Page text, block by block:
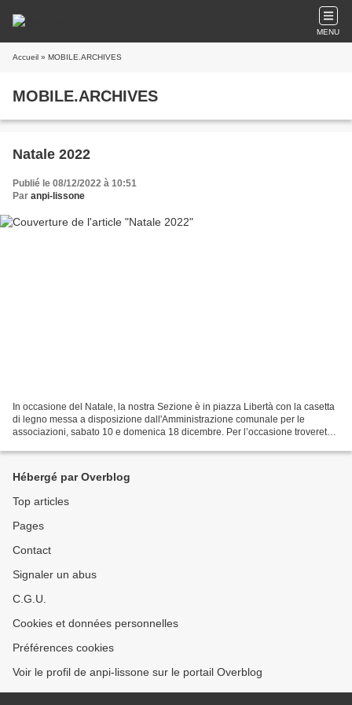
MENU
Accueil » MOBILE.ARCHIVES
MOBILE.ARCHIVES
Natale 2022
Publié le 08/12/2022 à 10:51
Par anpi-lissone
In occasione del Natale, la nostra Sezione è in piazza Libertà con la casetta
di legno messa a disposizione dall'Amministrazione comunale per le
associazioni, sabato 10 e domenica 18 dicembre. Per l’occasione troverete
Hébergé par Overblog
Top articles
Pages
Contact
Signaler un abus
C.G.U.
Cookies et données personnelles
Préférences cookies
Voir le profil de anpi-lissone sur le portail Overblog